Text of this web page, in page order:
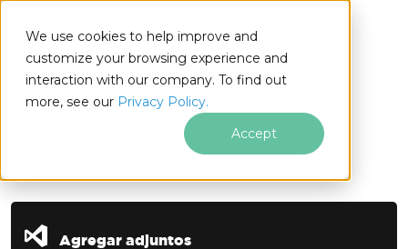
We use cookies to help improve and
customize your browsing experience and
interaction with our company. To find out
more, see our Privacy Policy.
Accept
.NET
Saltar al pie de página
Agregar adjuntos